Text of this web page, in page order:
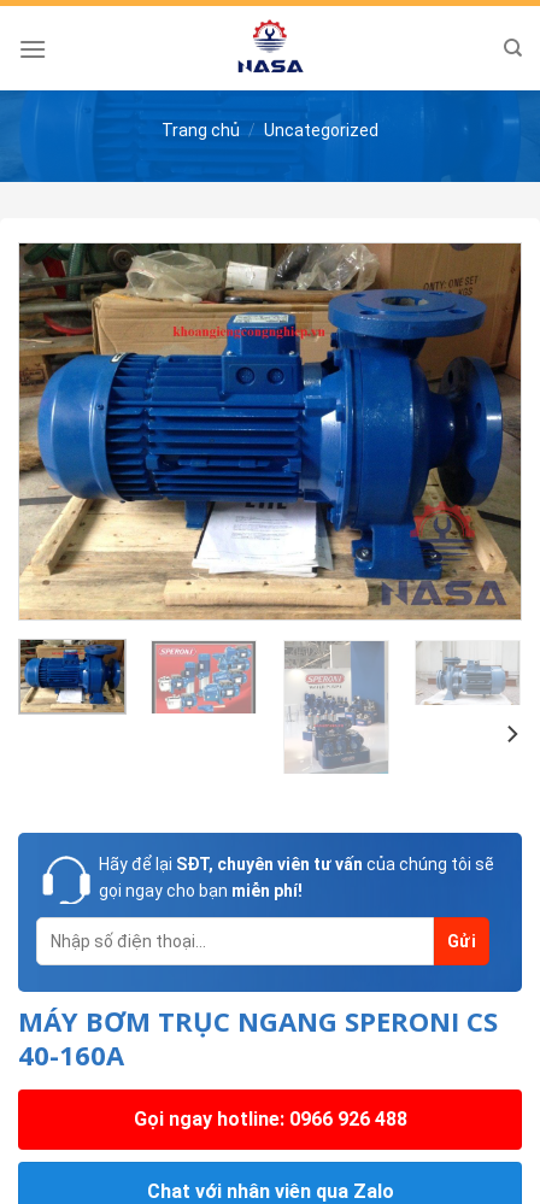
Skip
Trang chủ / Uncategorized
Hãy để lại SĐT, chuyên viên tư vấn của chúng tôi sẽ
gọi ngay cho bạn miễn phí!
MÁY BƠM TRỤC NGANG SPERONI CS
40-160A
Gọi ngay hotline: 0966 926 488
Chat với nhân viên qua Zalo